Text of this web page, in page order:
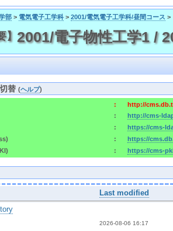
部> 電気電子工学科> 2001/電気電子工学科/昼間コース >
】 2001/電子物性工学1 /
替(ヘルプ)
:
http://
:
http://cms-
:
https://cms-
:
https://
: https://cms-
Last modified
2026-08-06 16:17